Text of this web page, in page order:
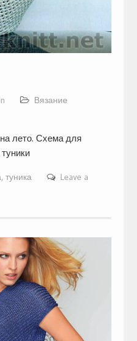
Вязание
лето. Схема для
, туника
Leave a